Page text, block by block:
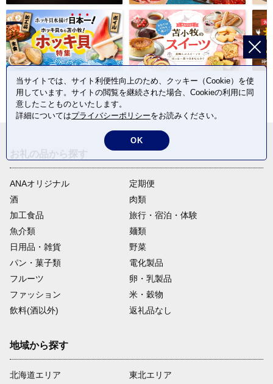
ANAオリジナル
定期便
酒
肉類
加工食品
旅行・宿泊・体験
魚介類
麺類
日用品・雑貨
野菜
パン・菓子類
電化製品
フルーツ
卵・乳製品
ファッション
米・穀物
飲料(酒以外)
返礼品なし
地域から探す
北海道エリア
東北エリア
当サイトでは、サイト利便性向上のため、クッキー（Cookie）を使
用しています。サイトの閲覧を継続された場合、Cookieの利用に同
意したことものといたします。
詳細についてはプライバシーポリシーをお読みください。
OK